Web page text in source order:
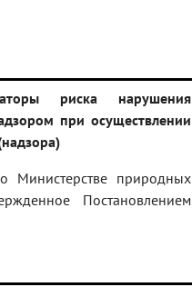
риска нарушения
при осуществлении
Министерстве природных
Постановлением